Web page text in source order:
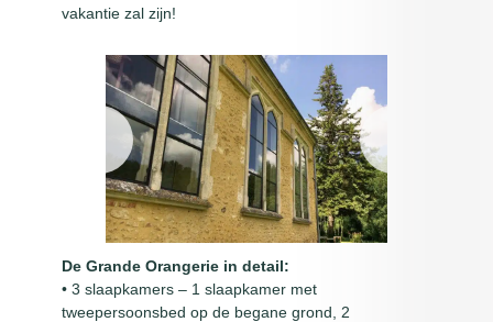
vakantie zal zijn!
De Grande Orangerie in detail:
• 3 slaapkamers – 1 slaapkamer met
tweepersoonsbed op de begane grond, 2